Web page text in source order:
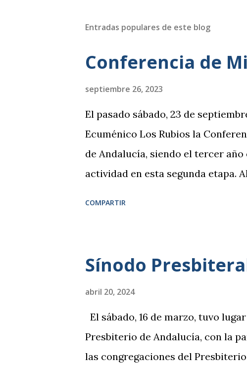
Entradas populares de este blog
Conferencia de
septiembre 26, 2023
El pasado sábado, 23 de
Ecuménico Los Rubios la
de Andalucía, siendo el tercer
actividad en esta segunda etapa.
encargado de dirigir los trabajos
tema la evangelización como
profesor Simino, se pudieron
evangelización en boga desde el
sus características, su
COMPARTIR
Sínodo
abril 20, 2024
El sábado, 16 de marzo, tuvo
Presbiterio de Andalucía, con la
las congregaciones del